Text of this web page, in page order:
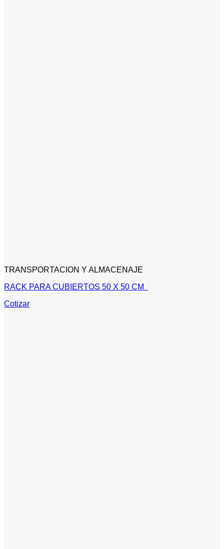
TRANSPORTACION Y ALMACENAJE
RACK PARA CUBIERTOS 50 X 50 CM
Cotizar